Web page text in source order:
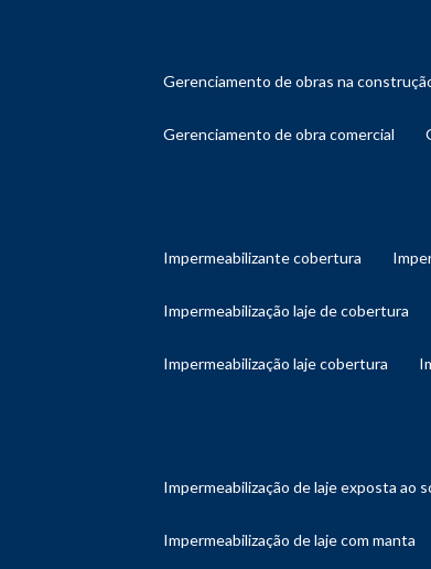
gerenciamento de obras na
gerenciamento de obra comercial
impermeabilizante cobertura
impermeabilização laje de cobertura
impermeabilização laje cobertura
impermeabilização de laje exposta ao
impermeabilização de laje com manta